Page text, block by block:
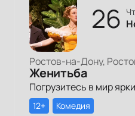
26
Женитьба
12+ Комедия